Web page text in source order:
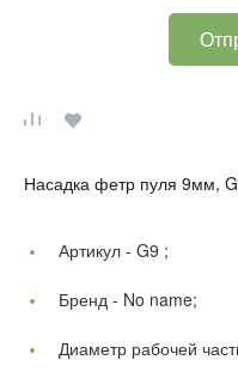
Насадка фетр пуля 9мм,
Артикул - G9 ;
Бренд - No name;
Диаметр рабочей